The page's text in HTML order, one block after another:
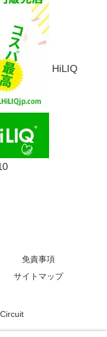
HiLIQ
免責事項
サイトマップ